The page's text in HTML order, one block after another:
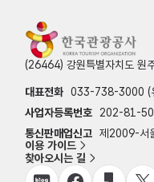
(26464) 강원특별자치도 원
대표전화 033-738-3000 (
사업자등록번호
202-81-
통신판매업신고 제2009-서
이용 가이드
찾아오시는 길